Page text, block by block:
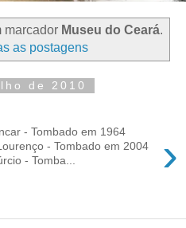
marcador Museu do Ceará.
as postagens
de 2010
›
- Tombado em 1964
- Tombado em 2004
- Tomba...